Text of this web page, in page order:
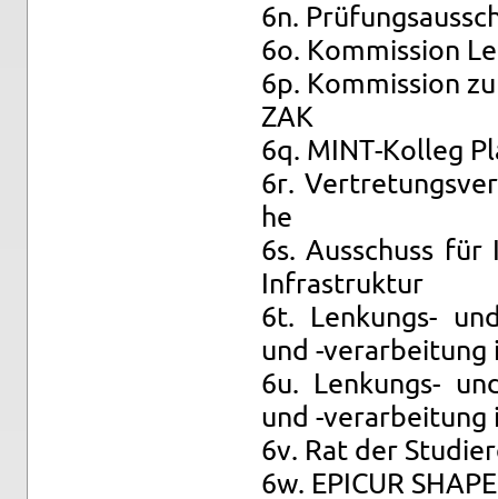
6n.
6o. Kom­mis­si­on
6p. Kom­mis­si­on
ZAK
6q. MINT-Kol­leg
6r.
he
6s. Aus­schuss
In­fra­struk­tur
6t. Len­kungs-
und -ver­ar­bei­tung
6u. Len­kungs-
und -ver­ar­bei­tung
6v. Rat der
6w. EPI­CUR